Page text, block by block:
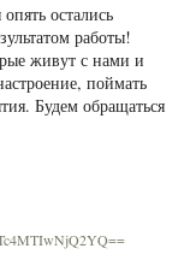
остались
работы!
живут с нами и
поймать
Будем обращаться